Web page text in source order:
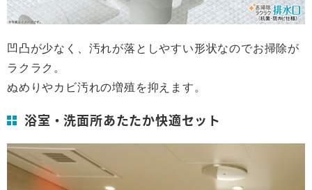
凹凸が少なく、汚れが落としやすい形状なのでお掃除が
ラクラク。
ぬめりやカビ汚れの増殖を抑えます。
浴室・洗面所あたたか快適セット